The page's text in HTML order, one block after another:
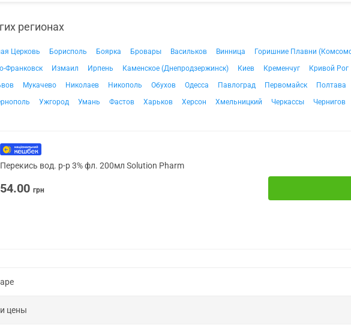
регионах
Церковь Борисполь Боярка Бровары Васильков Винница Горишние Плавни
Франковск Измаил Ирпень Каменское (Днепродзержинск) Киев Кременчуг Кривой Рог
Мукачево Николаев Никополь Обухов Одесса Павлоград Первомайск Полтава
Ужгород Умань Фастов Харьков Херсон Хмельницкий Черкассы Чернигов
Перекись вод. р-р 3% фл. 200мл Solution Pharm
54.00 грн
цены